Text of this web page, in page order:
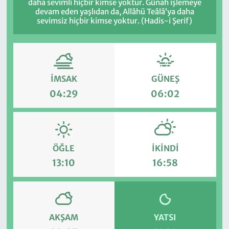
daha sevimli hiçbir kimse yoktur. Günah işlemeye
devam eden yaşlıdan da, Allâhü Teâlâ’ya daha
sevimsiz hiçbir kimse yoktur. (Hadis-i Şerif)
İMSAK
04:29
GÜNEŞ
06:02
ÖĞLE
13:10
İKINDI
16:58
AKŞAM YATSI